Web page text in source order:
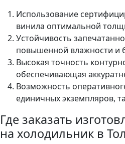
Использование
винила оптимальной
Устойчивость
повышенной влажности и
Высокая точность
обеспечивающая
Возможность
единичных экземпляров,
Где заказать
на холодильник в